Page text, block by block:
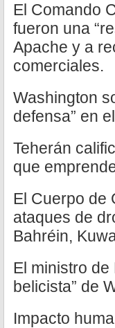
El Comando
fueron una
Apache y a
comerciales.
Washington
defensa” en
Teherán
que
El Cuerpo de
ataques de
Bahréin,
El ministro
belicista” de
Impacto